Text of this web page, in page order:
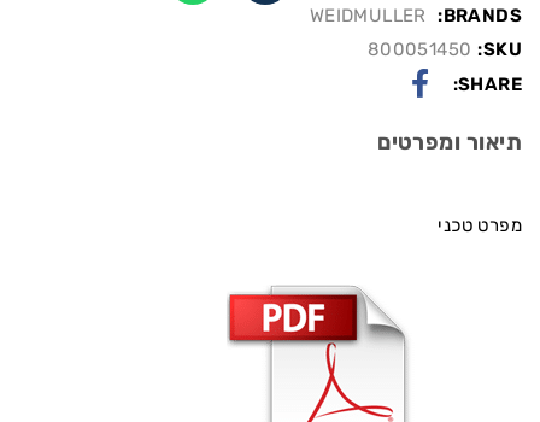
BRANDS:
WEIDMULLER
SKU:
800051450
SHARE:
תיאור ומפרטים
מפרט טכני